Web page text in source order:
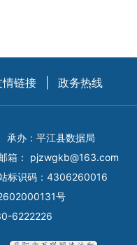
情链接 政务热线
承办：平江县数据局
箱： pjzwgkb@163.com
标识码：4306260016
号
6222226